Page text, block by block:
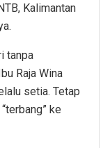
Kalimantan
tanpa
Raja Wina
setia. Tetap
ke